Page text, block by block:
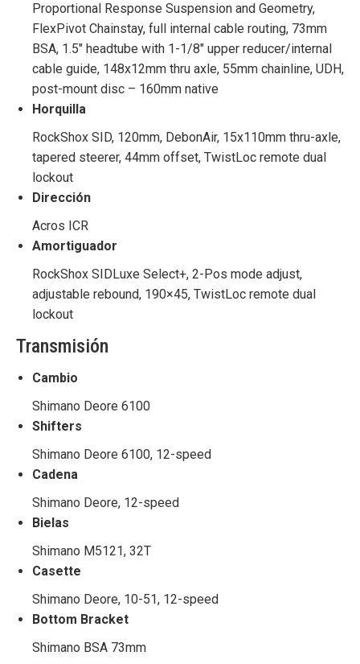
Proportional Response Suspension and Geometry,
FlexPivot Chainstay, full internal cable routing, 73mm
BSA, 1.5″ headtube with 1-1/8″ upper reducer/internal
cable guide, 148x12mm thru axle, 55mm chainline, UDH,
post-mount disc – 160mm native
Horquilla
RockShox SID, 120mm, DebonAir, 15x110mm thru-axle,
tapered steerer, 44mm offset, TwistLoc remote dual
lockout
Dirección
Acros ICR
Amortiguador
RockShox SIDLuxe Select+, 2-Pos mode adjust,
adjustable rebound, 190×45, TwistLoc remote dual
lockout
Transmisión
Cambio
Shimano Deore 6100
Shifters
Shimano Deore 6100, 12-speed
Cadena
Shimano Deore, 12-speed
Bielas
Shimano M5121, 32T
Casette
Shimano Deore, 10-51, 12-speed
Bottom Bracket
Shimano BSA 73mm